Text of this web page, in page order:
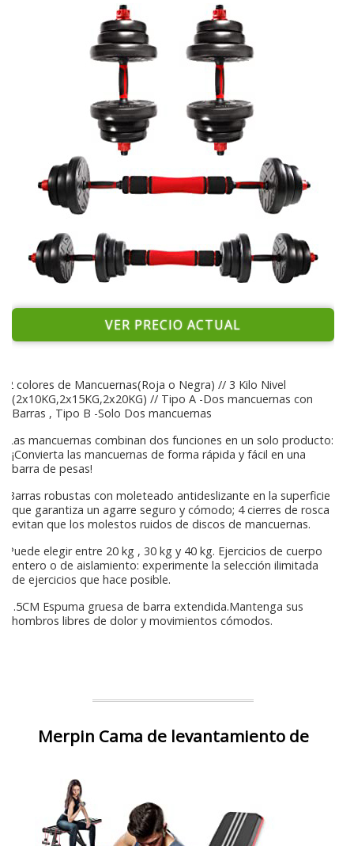
VER PRECIO ACTUAL
2 colores de Mancuernas(Roja o Negra) // 3 Kilo Nivel
(2x10KG,2x15KG,2x20KG) // Tipo A -Dos mancuernas con
Barras , Tipo B -Solo Dos mancuernas
Las mancuernas combinan dos funciones en un solo producto:
¡Convierta las mancuernas de forma rápida y fácil en una
barra de pesas!
Barras robustas con moleteado antideslizante en la superficie
que garantiza un agarre seguro y cómodo; 4 cierres de rosca
evitan que los molestos ruidos de discos de mancuernas.
Puede elegir entre 20 kg , 30 kg y 40 kg. Ejercicios de cuerpo
entero o de aislamiento: experimente la selección ilimitada
de ejercicios que hace posible.
1.5CM Espuma gruesa de barra extendida.Mantenga sus
hombros libres de dolor y movimientos cómodos.
Merpin Cama de levantamiento de